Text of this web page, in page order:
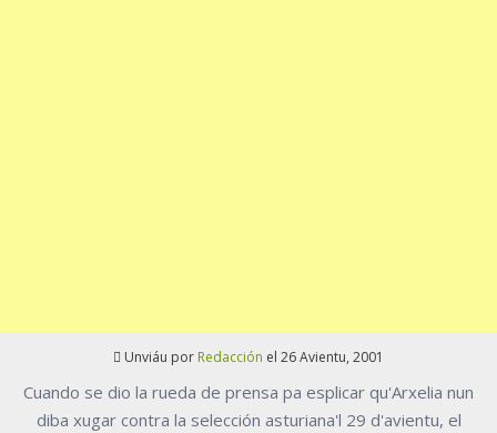
Unviáu por Redacción el 26 Avientu, 2001
Cuando se dio la rueda de prensa pa esplicar qu'Arxelia nun
diba xugar contra la selección asturiana'l 29 d'avientu, el